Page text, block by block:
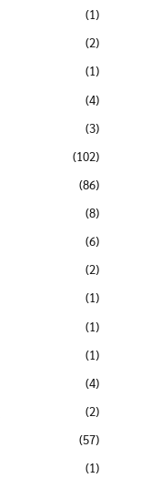
(1)
(2)
(1)
(4)
(3)
(102)
(86)
(8)
(6)
(2)
(1)
(1)
(1)
(4)
(2)
(57)
(1)